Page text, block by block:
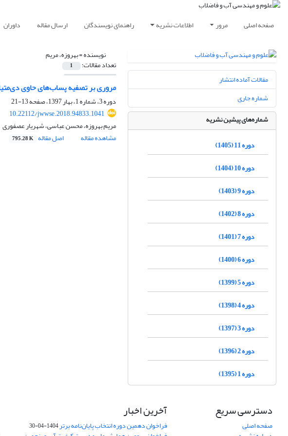
صفحه اصلی مرور اطلاعات نشریه راهنمای نویسندگان ارسال مقاله داوران
نویسنده =بهروزه، مریم
تعداد مقالات: 1
مروری بر تصفیه پساب‌های حاوی
دوره 3، شماره 1، بهار 1397، صفحه
13-21
10.22112/jwwse.2018.94833.1041
مریم بهروزه، محسن عباسی، شهریار عصفوری
مشاهده مقاله
اصل مقاله 795.28 K
مقالات آماده انتشار
شماره جاری
شماره‌های پیشین نشریه
دوره 11 (1405)
دوره 10 (1404)
دوره 9 (1403)
دوره 8 (1402)
دوره 7 (1401)
دوره 6 (1400)
دوره 5 (1399)
دوره 4 (1398)
دوره 3 (1397)
دوره 2 (1396)
دوره 1 (1395)
دسترسی سریع
صفحه اصلی
آخرین اخبار
فراخوان دهمین دوره انتخاب پایان‌نامه برتر1404-04-30